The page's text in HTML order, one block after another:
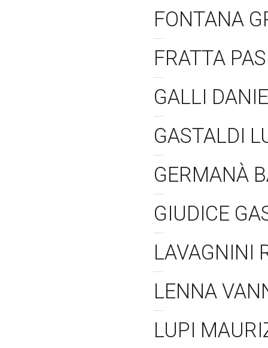
FONTANA
FRATTA
GALLI
GASTALDI
GERMANÀ
GIUDICE
LAVAGNINI
LENNA
LUPI